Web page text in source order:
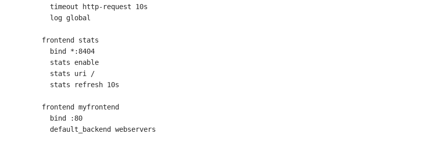
  timeout http-request 10s
  log global
frontend stats
  bind *:8404
  stats enable
  stats uri /
  stats refresh 10s
frontend myfrontend
  bind :80
  default_backend webservers